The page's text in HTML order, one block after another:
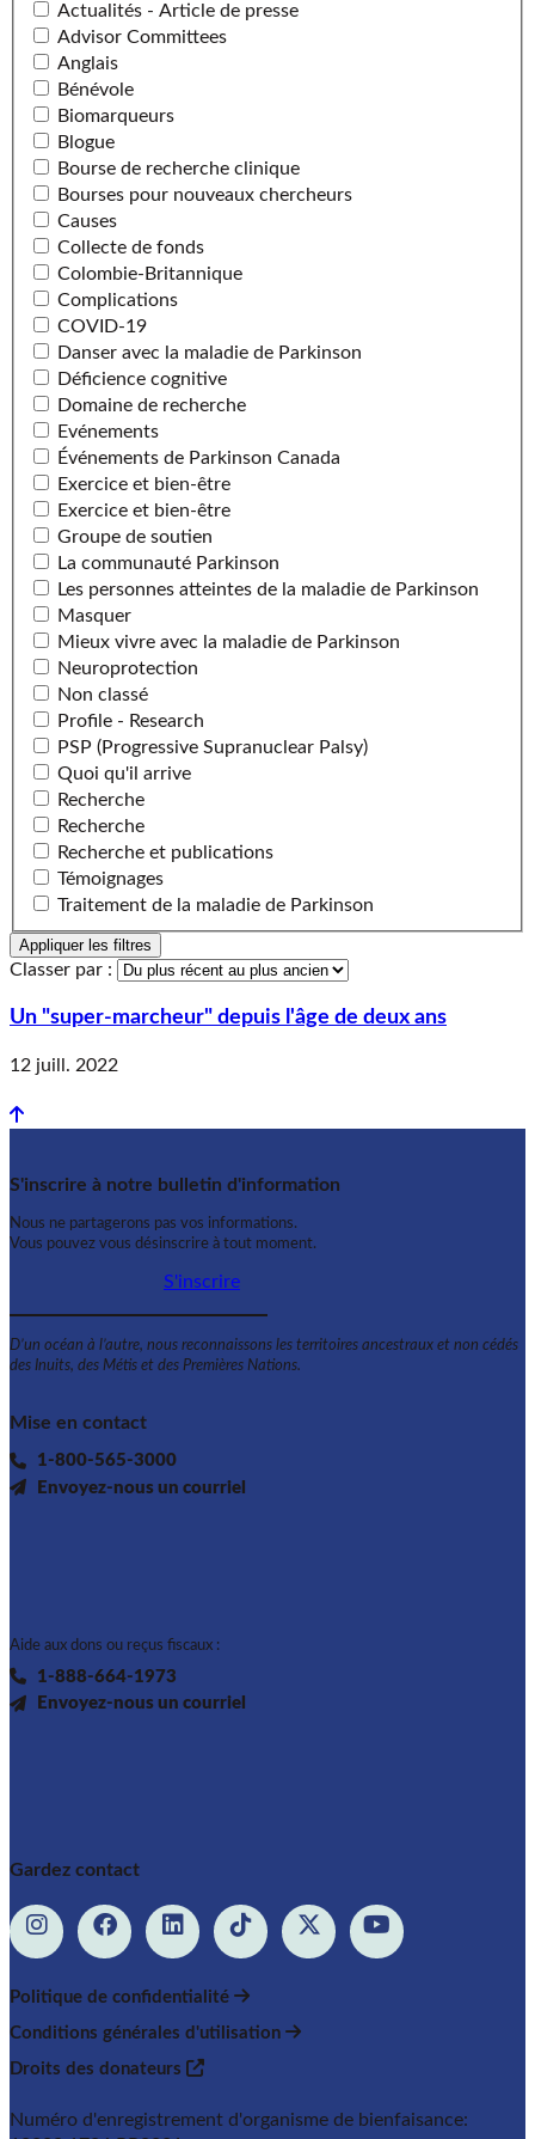
Actualités - Article de presse
Advisor Committees
Anglais
Bénévole
Biomarqueurs
Blogue
Bourse de recherche clinique
Bourses pour nouveaux chercheurs
Causes
Collecte de fonds
Colombie-Britannique
Complications
COVID-19
Danser avec la maladie de Parkinson
Déficience cognitive
Domaine de recherche
Evénements
Événements de Parkinson Canada
Exercice et bien-être
Exercice et bien-être
Groupe de soutien
La communauté Parkinson
Les personnes atteintes de la maladie de Parkinson
Masquer
Mieux vivre avec la maladie de Parkinson
Neuroprotection
Non classé
Profile - Research
PSP (Progressive Supranuclear Palsy)
Quoi qu'il arrive
Recherche
Recherche
Recherche et publications
Témoignages
Traitement de la maladie de Parkinson
Appliquer les filtres
changing the order will reload the page
Classer par :
Un "super-marcheur" depuis l'âge de deux ans
12 juill. 2022
Back to top
S'inscrire à notre bulletin d'information
Nous ne partagerons pas vos informations.
Vous pouvez vous désinscrire à tout moment.
S'inscrire
D’un océan à l’autre, nous reconnaissons les territoires ancestraux et non cédés
des Inuits, des Métis et des Premières Nations.
Mise en contact
1-800-565-3000
Envoyez-nous un courriel
Aide aux dons ou reçus fiscaux :
1-888-664-1973
Envoyez-nous un courriel
Gardez contact
Politique de confidentialité
Conditions générales d'utilisation
Droits des donateurs
Numéro d'enregistrement d'organisme de bienfaisance: